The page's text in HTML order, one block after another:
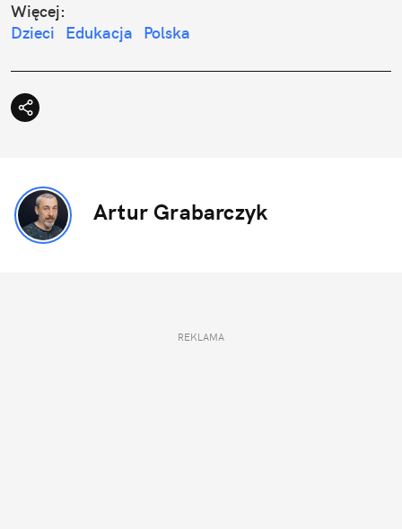
Więcej:
Dzieci
Edukacja Polska
Artur Grabarczyk
REKLAMA